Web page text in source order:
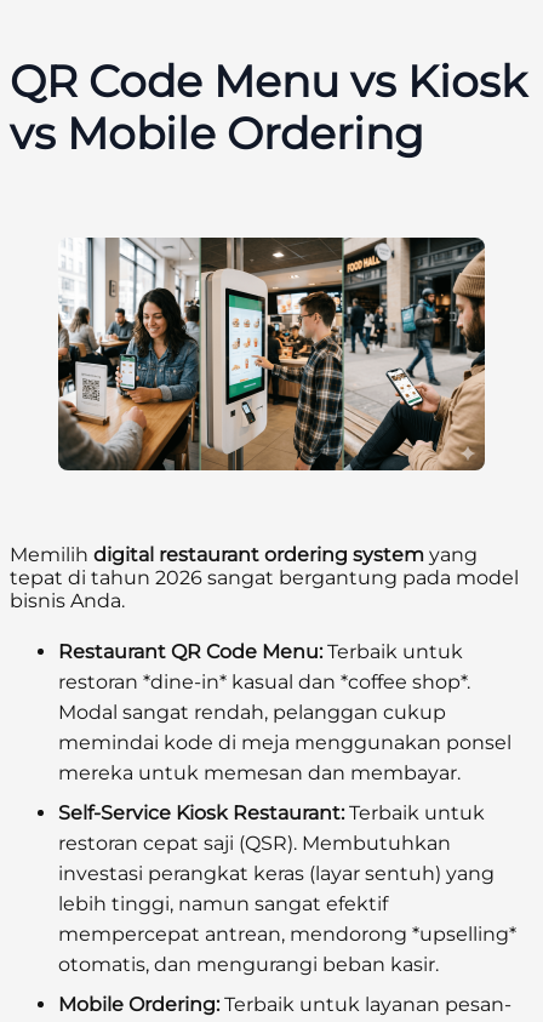
QR Code Menu vs Kiosk
vs Mobile Ordering
Memilih digital restaurant ordering system yang
tepat di tahun 2026 sangat bergantung pada model
bisnis Anda.
Restaurant QR Code Menu:Terbaik untuk
restoran *dine-in* kasual dan *coffee shop*.
Modal sangat rendah, pelanggan cukup
memindai kode di meja menggunakan ponsel
mereka untuk memesan dan membayar.
Self-Service Kiosk Restaurant:Terbaik untuk
restoran cepat saji (QSR). Membutuhkan
investasi perangkat keras (layar sentuh) yang
lebih tinggi, namun sangat efektif
mempercepat antrean, mendorong *upselling*
otomatis, dan mengurangi beban kasir.
Mobile Ordering:Terbaik untuk layanan pesan-